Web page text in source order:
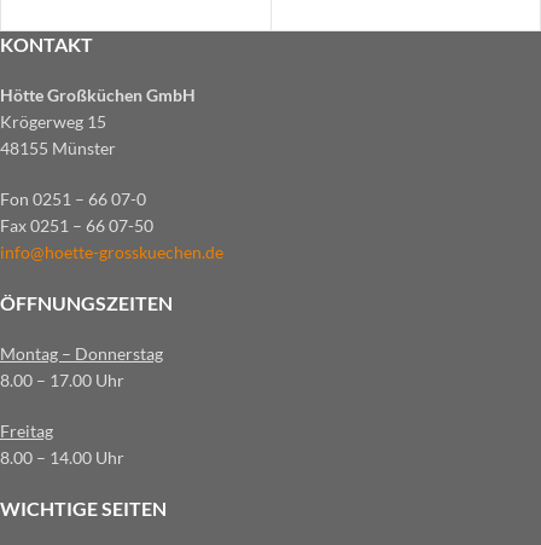
KONTAKT
Hötte Großküchen GmbH
Krögerweg 15
48155 Münster
Fon 0251 – 66 07-0
Fax 0251 – 66 07-50
info@hoette-grosskuechen.de
ÖFFNUNGSZEITEN
Montag – Donnerstag
8.00 – 17.00 Uhr
Freitag
8.00 – 14.00 Uhr
WICHTIGE SEITEN